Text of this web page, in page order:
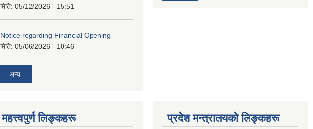
मिति: 05/12/2026 - 15:51
Notice regarding Financial Opening
मिति: 05/06/2026 - 10:46
अन्य
महत्त्वपुर्ण लिङ्कहरू प्रदेश मन्त्रालयको लिङ्कहरू